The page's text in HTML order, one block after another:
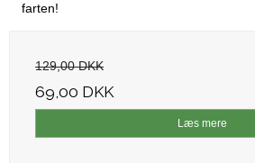
farten!
129,00 DKK
69,00 DKK
Læs mere